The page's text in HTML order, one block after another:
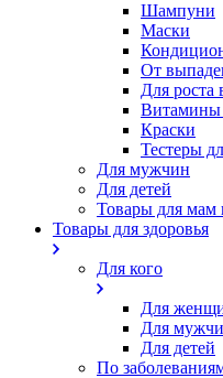
Шампуни
Маски
От
Для роста
Витамины
Краски
Тестеры
Для мужчин
Для детей
Товары для
Товары для здоровья
Для кого
Для
Для
Для детей
По